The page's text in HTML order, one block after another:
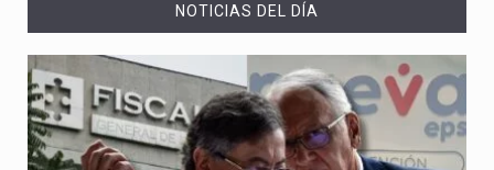
NOTICIAS DEL DÍA